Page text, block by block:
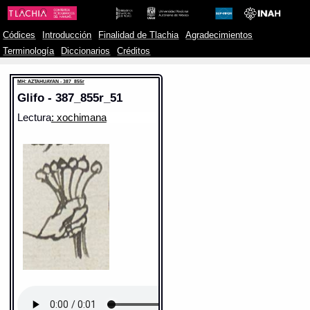
Códices Introducción Finalidad de Tlachia
Agradecimientos
Terminología
Diccionarios Créditos
MH: AZTAHUAYAN - 387_855r
Glifo - 387_855r_51
Lectura: xochimana